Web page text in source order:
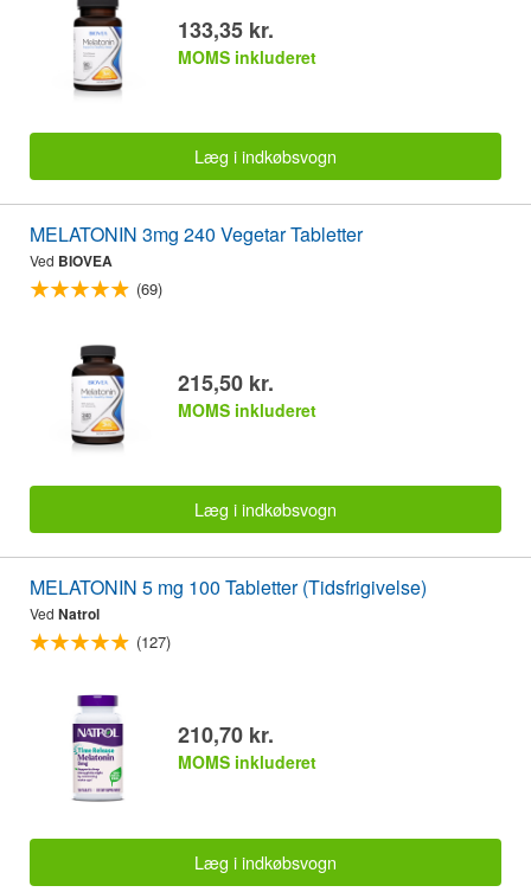
133,35 kr.
MOMS inkluderet
Læg i indkøbsvogn
MELATONIN 3mg 240 Vegetar Tabletter
Ved BIOVEA
(69)
215,50 kr.
MOMS inkluderet
Læg i indkøbsvogn
MELATONIN 5 mg 100 Tabletter (Tidsfrigivelse)
Ved Natrol
(127)
210,70 kr.
MOMS inkluderet
Læg i indkøbsvogn